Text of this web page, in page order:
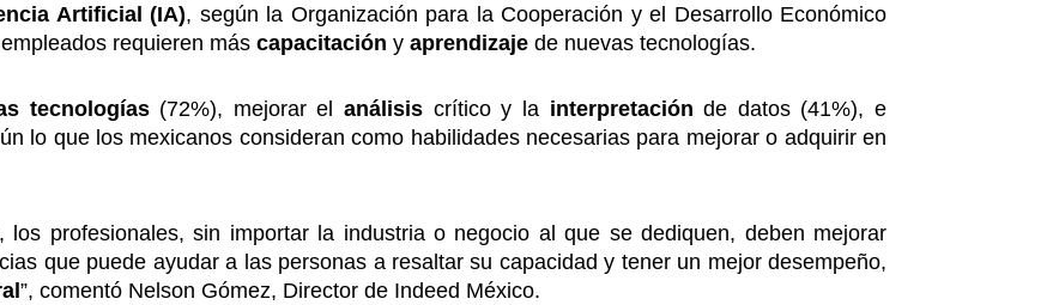
Artificial (IA), según la Organización para la Cooperación y el Desarrollo Económico
requieren más capacitación y aprendizaje de nuevas tecnologías.
tecnologías(72%), mejorar elanálisis crítico y la interpretaciónde datos (41%), e
lo que los mexicanos consideran como habilidades necesarias para mejorar o adquirir en
profesionales, sin importar la industria o negocio al que se dediquen, deben mejorar
que puede ayudar a las personas a resaltar su capacidad y tener un mejor desempeño,
”, comentó Nelson Gómez, Director de Indeed México.